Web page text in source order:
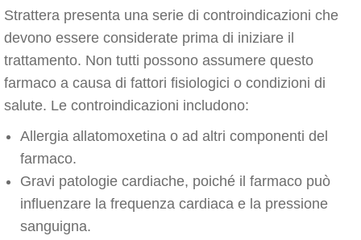
Strattera presenta una serie di controindicazioni che
devono essere considerate prima di iniziare il
trattamento. Non tutti possono assumere questo
farmaco a causa di fattori fisiologici o condizioni di
salute. Le controindicazioni includono:
Allergia allatomoxetina o ad altri componenti del
farmaco.
Gravi patologie cardiache, poiché il farmaco può
influenzare la frequenza cardiaca e la pressione
sanguigna.